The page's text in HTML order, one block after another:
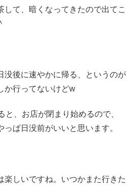
して、暗くなってきたので出てこ
没後に速やかに帰る、というのが
か行ってないけどw
と、お店が閉まり始めるので、
ぱ日没前がいいと思います。
楽しいですね。いつかまた行きた